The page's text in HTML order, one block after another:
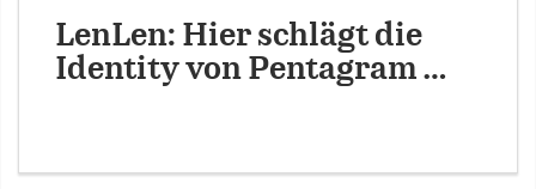
LenLen: Hier schlägt die
Identity von Pentagram …